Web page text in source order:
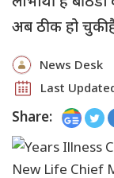
अब ठीक हो चुकी
News Desk
Last
Share: